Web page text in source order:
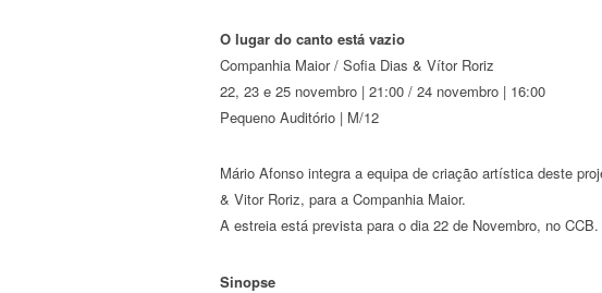
O lugar do canto está vazio
Companhia Maior / Sofia Dias & Vítor Roriz
22, 23 e 25 novembro | 21:00 / 24 novembro | 16:00
Pequeno Auditório | M/12
Mário Afonso integra a equipa de criação artística deste
& Vitor Roriz, para a Companhia Maior.
A estreia está prevista para o dia 22 de Novembro, no CCB.
Sinopse